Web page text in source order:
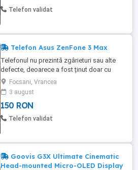
Telefon validat
Telefon Asus ZenFone 3 Max
Telefonul nu prezintă zgârieturi sau alte
defecte, deoarece a fost ținut doar cu
folie de sticla și husa . Funcționează bine
Focsani, Vrancea
3 august
150 RON
Telefon validat
Goovis G3X Ultimate Cinematic
Head-mounted Micro-OLED Display